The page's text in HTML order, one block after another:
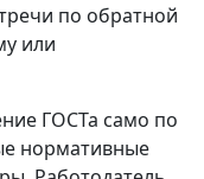
по обратной
или
ГОСТа само по
нормативные